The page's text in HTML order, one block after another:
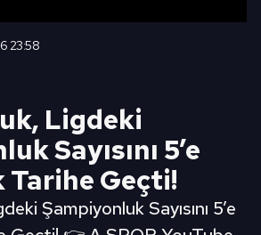
23:58
Ligdeki
Sayısını 5’e
Tarihe Geçti!
Şampiyonluk Sayısını 5’e